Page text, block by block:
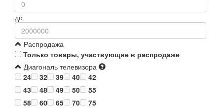
до
Распродажа
Только товары, участвующие в распродаже
Диагональ телевизора
24
32 39 40
42
43
48 49 50
55
58
60 65 70
75